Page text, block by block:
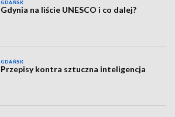
GDAŃSK
Gdynia na liście UNESCO i co dalej?
GDAŃSK
Przepisy kontra sztuczna inteligencja